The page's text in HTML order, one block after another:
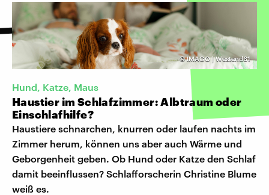
©IMAGO | Westend61
Hund, Katze, Maus
Haustier im Schlafzimmer: Albtraum oder
Einschlafhilfe?
Haustiere schnarchen, knurren oder laufen nachts im
Zimmer herum, können uns aber auch Wärme und
Geborgenheit geben. Ob Hund oder Katze den Schlaf
damit beeinflussen? Schlafforscherin Christine Blume
weiß es.